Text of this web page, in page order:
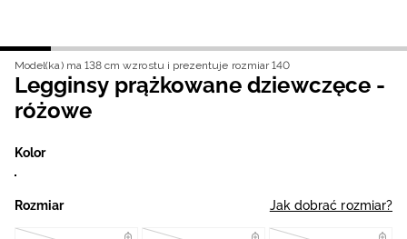
Model(ka) ma 138 cm wzrostu i prezentuje rozmiar 140
Legginsy prążkowane dziewczęce -
różowe
Kolor
Rozmiar Jak dobrać rozmiar?